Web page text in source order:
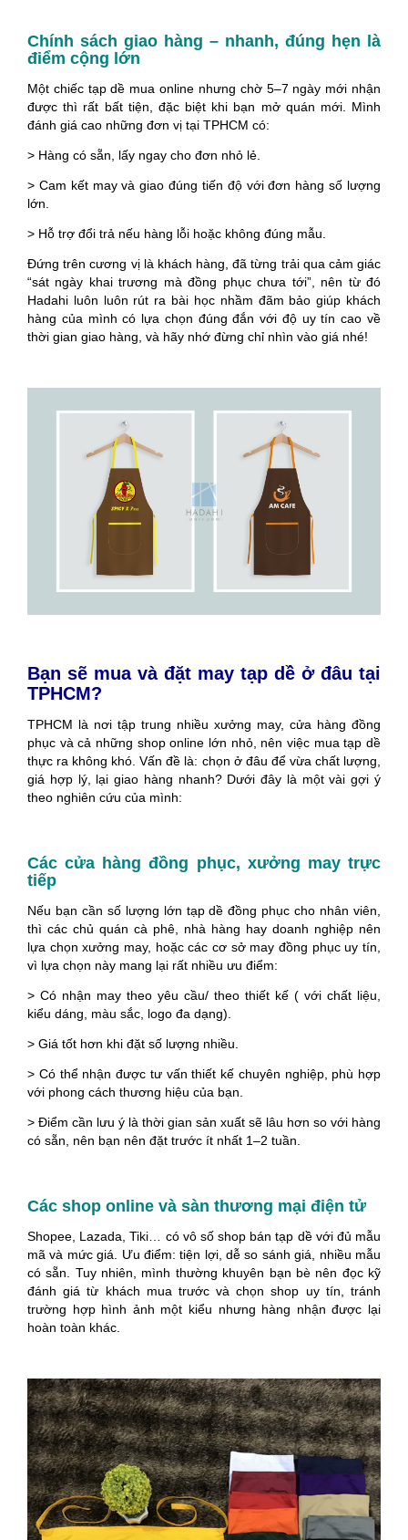
Chính sách giao hàng – nhanh, đúng hẹn là
điểm cộng lớn
Một chiếc tạp dề mua online nhưng chờ 5–7 ngày mới nhận
được thì rất bất tiện, đặc biệt khi bạn mở quán mới. Mình
đánh giá cao những đơn vị tại TPHCM có:
> Hàng có sẵn, lấy ngay cho đơn nhỏ lẻ.
> Cam kết may và giao đúng tiến độ với đơn hàng số lượng
lớn.
> Hỗ trợ đổi trả nếu hàng lỗi hoặc không đúng mẫu.
Đứng trên cương vị là khách hàng, đã từng trải qua cảm giác
“sát ngày khai trương mà đồng phục chưa tới”, nên từ đó
Hadahi luôn luôn rút ra bài học nhầm đãm bảo giúp khách
hàng của mình có lựa chọn đúng đắn với độ uy tín cao về
thời gian giao hàng, và hãy nhớ đừng chỉ nhìn vào giá nhé!
Bạn sẽ mua và đặt may tạp dề ở đâu tại
TPHCM?
TPHCM là nơi tập trung nhiều xưởng may, cửa hàng đồng
phục và cả những shop online lớn nhỏ, nên việc mua tạp dề
thực ra không khó. Vấn đề là: chọn ở đâu để vừa chất lượng,
giá hợp lý, lại giao hàng nhanh? Dưới đây là một vài gợi ý
theo nghiên cứu của mình:
Các cửa hàng đồng phục, xưởng may trực
tiếp
Nếu bạn cần số lượng lớn tạp dề đồng phục cho nhân viên,
thì các chủ quán cà phê, nhà hàng hay doanh nghiệp nên
lựa chọn xưởng may, hoặc các cơ sở may đồng phục uy tín,
vì lựa chọn này mang lại rất nhiều ưu điểm:
> Có nhận may theo yêu cầu/ theo thiết kế ( với chất liệu,
kiểu dáng, màu sắc, logo đa dạng).
> Giá tốt hơn khi đặt số lượng nhiều.
> Có thể nhận được tư vấn thiết kế chuyên nghiệp, phù hợp
với phong cách thương hiệu của bạn.
> Điểm cần lưu ý là thời gian sản xuất sẽ lâu hơn so với hàng
có sẵn, nên bạn nên đặt trước ít nhất 1–2 tuần.
Các shop online và sàn thương mại điện tử
Shopee, Lazada, Tiki… có vô số shop bán tạp dề với đủ mẫu
mã và mức giá. Ưu điểm: tiện lợi, dễ so sánh giá, nhiều mẫu
có sẵn. Tuy nhiên, mình thường khuyên bạn bè nên đọc kỹ
đánh giá từ khách mua trước và chọn shop uy tín, tránh
trường hợp hình ảnh một kiểu nhưng hàng nhận được lại
hoàn toàn khác.